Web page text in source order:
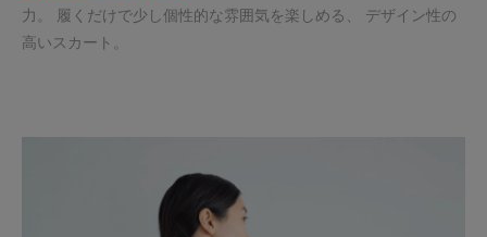
力。 履くだけで少し個性的な雰囲気を楽しめる、 デザイン性の
高いスカート。